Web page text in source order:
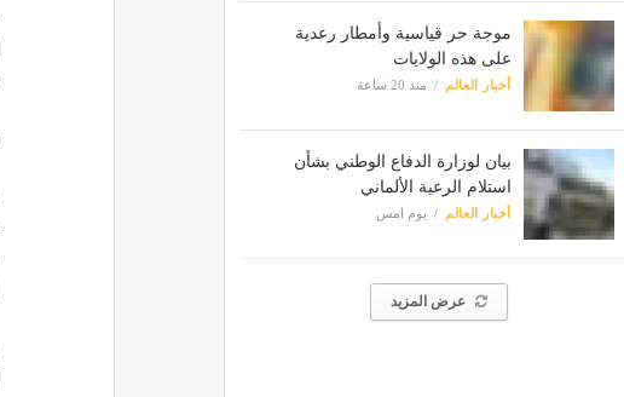
موجة حر قياسية وأمطار رعدية
على هذه الولايات
أخبار العالم منذ 20 ساعة
بيان لوزارة الدفاع الوطني بشأن
استلام الرعية الألماني
أخبار العالم يوم امس
عرض المزيد